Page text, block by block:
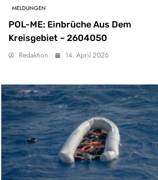
MELDUNGEN
POL-ME: Einbrüche Aus Dem
Kreisgebiet – 2604050
Redaktion 14. April 2026